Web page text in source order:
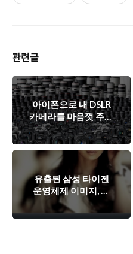
관련글
아이폰으로 내 DSLR
카메라를 마음껏 주무
를 수 있다면, 킥스타
터 MaxStone 프로젝
트
유출된 삼성 타이젠
운영체제 이미지, 미
래의 차별화는 무엇이
될 것인가?